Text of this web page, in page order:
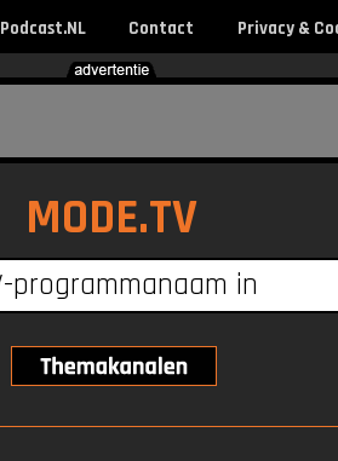
Podcast.NL Contact Privacy &
MODE.TV